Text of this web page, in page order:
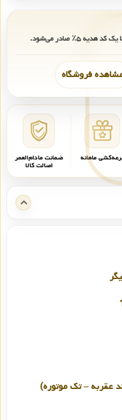
یک کد هدیه۵٪ صادر می‌شود.
فروشگاه
ماهانه ضمانت مادام‌العمر
اصالت کالا
عقربه – تک موتوره)